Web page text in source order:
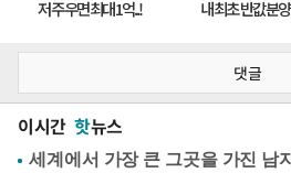
댓글
이시간 핫뉴스